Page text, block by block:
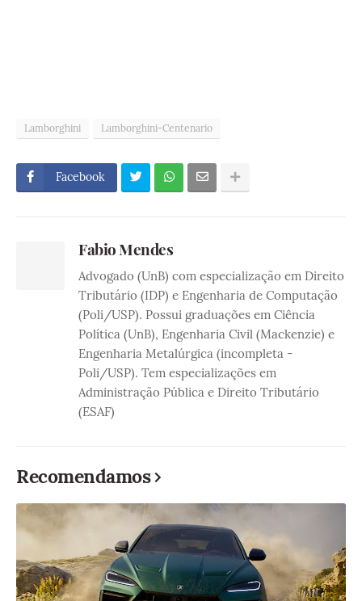
Lamborghini Lamborghini-Centenario
Facebook
Fabio Mendes
Advogado (UnB) com especialização em Direito
Tributário (IDP) e Engenharia de Computação
(Poli/USP). Possui graduações em Ciência
Política (UnB), Engenharia Civil (Mackenzie) e
Engenharia Metalúrgica (incompleta -
Poli/USP). Tem especializações em
Administração Pública e Direito Tributário
(ESAF)
Recomendamos